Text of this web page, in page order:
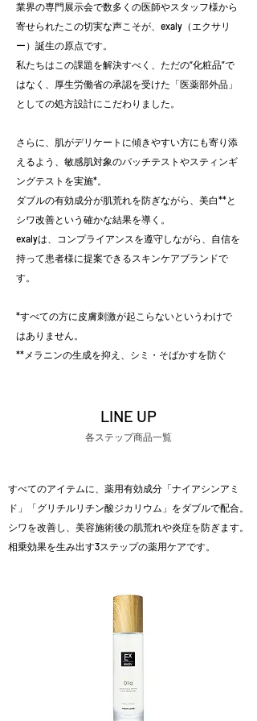
業界の専門展示会で数多くの医師やスタッフ様から
寄せられたこの切実な声こそが、exaly（エクサリ
ー）誕生の原点です。
私たちはこの課題を解決すべく、ただの“化粧品”で
はなく、厚生労働省の承認を受けた「医薬部外品」
としての処方設計にこだわりました。
さらに、肌がデリケートに傾きやすい方にも寄り添
えるよう、敏感肌対象のパッチテストやスティンギ
ングテストを実施*。
ダブルの有効成分が肌荒れを防ぎながら、美白**と
シワ改善という確かな結果を導く。
exalyは、コンプライアンスを遵守しながら、自信を
持って患者様に提案できるスキンケアブランドで
す。
*すべての方に皮膚刺激が起こらないというわけで
はありません。
**メラニンの生成を抑え、シミ・そばかすを防ぐ
LINE UP
​各ステップ商品一覧
すべてのアイテムに、薬用有効成分「ナイアシンアミ
ド」「グリチルリチン酸ジカリウム」をダブルで配合。
シワを改善し、美容施術後の肌荒れや炎症を防ぎます。
相乗効果を生み出す3ステップの薬用ケアです。